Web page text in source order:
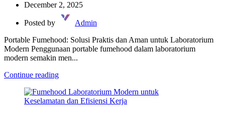
December 2, 2025
Posted by
Admin
Portable Fumehood: Solusi Praktis dan Aman untuk Laboratorium
Modern Penggunaan portable fumehood dalam laboratorium
modern semakin men...
Continue reading